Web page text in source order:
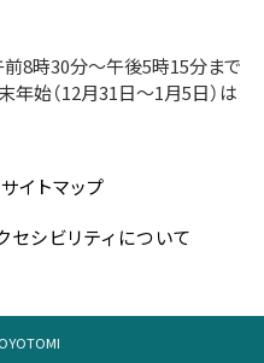
サイトマップ
セシビリティについて
8時30分～午後5時15分まで
年始（12月31日～1月5日）は